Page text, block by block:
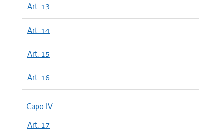
Art. 13
Art. 14
Art. 15
Art. 16
Capo IV
Art. 17